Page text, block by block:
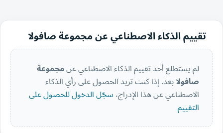
تقييم الذكاء الاصطناعي عن مجموعة صافولا
لم يستطلع أحد تقييم الذكاء الاصطناعي عنمجموعة
صافولابعد. إذا كنت تريد الحصول على رأي الذكاء
الاصطناعي عن هذا الإدراج،سجّل الدخول للحصول على
التقييم